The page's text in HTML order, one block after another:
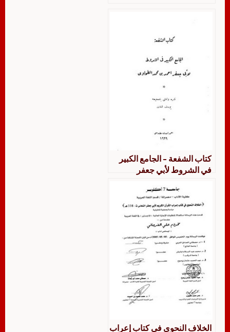
كتاب الشفعة – الجامع الكبير
في الشروط لأبي جعفر
الخلاف النحوي في كتاب إعراب